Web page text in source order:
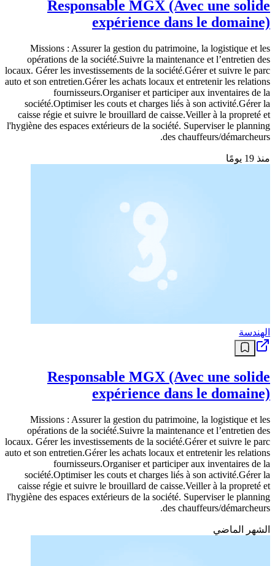
Responsable MGX (Avec une solide
expérience dans le domaine)
Missions : Assurer la gestion du patrimoine, la logistique et les
opérations de la société.Suivre la maintenance et l’entretien des
locaux. Gérer les investissements de la société.Gérer et suivre le parc
auto et son entretien.Gérer les achats locaux et entretenir les relations
fournisseurs.Organiser et participer aux inventaires de la
société.Optimiser les couts et charges liés à son activité.Gérer la
caisse régie et suivre le brouillard de caisse.Veiller à la propreté et
l'hygiène des espaces extérieurs de la société. Superviser le planning
des chauffeurs/démarcheurs.
منذ 19 يومًا
الهندسة
Responsable MGX (Avec une solide
expérience dans le domaine)
Missions : Assurer la gestion du patrimoine, la logistique et les
opérations de la société.Suivre la maintenance et l’entretien des
locaux. Gérer les investissements de la société.Gérer et suivre le parc
auto et son entretien.Gérer les achats locaux et entretenir les relations
fournisseurs.Organiser et participer aux inventaires de la
société.Optimiser les couts et charges liés à son activité.Gérer la
caisse régie et suivre le brouillard de caisse.Veiller à la propreté et
l'hygiène des espaces extérieurs de la société. Superviser le planning
des chauffeurs/démarcheurs.
الشهر الماضي